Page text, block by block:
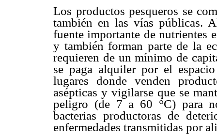
Los productos pesqueros se
también en las vías públicas.
fuente importante de nutrientes
y también forman parte de la
requieren de un mínimo de
se paga alquiler por el
lugares donde venden
asépticas y vigilarse que se
peligro (de 7 a 60 °C) para
bacterias productoras de
enfermedades transmitidas por